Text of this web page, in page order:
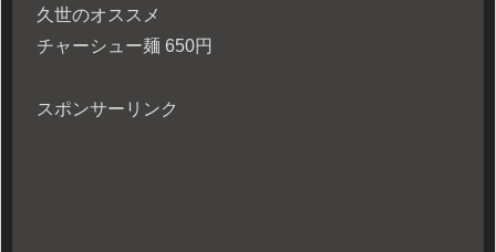
久世のオススメ
チャーシュー麺 650円
スポンサーリンク